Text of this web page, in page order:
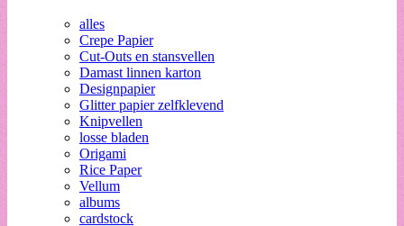
alles
Crepe Papier
Cut-Outs en stansvellen
Damast linnen karton
Designpapier
Glitter papier zelfklevend
Knipvellen
losse bladen
Origami
Rice Paper
Vellum
albums
cardstock